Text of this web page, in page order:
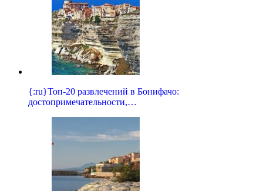
{:ru}Топ-20 развлечений в Бонифачо:
достопримечательности,…